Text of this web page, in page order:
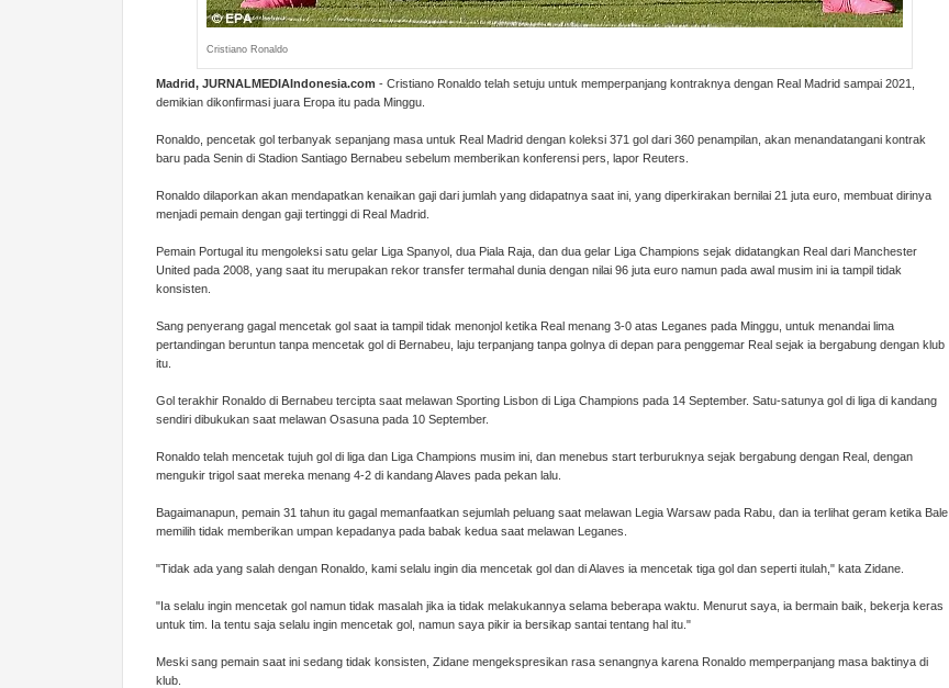
Cristiano Ronaldo
Madrid, JURNALMEDIAIndonesia.com - Cristiano Ronaldo telah setuju untuk memperpanjang kontraknya dengan Real Madrid sampai 2021,
demikian dikonfirmasi juara Eropa itu pada Minggu.
Ronaldo, pencetak gol terbanyak sepanjang masa untuk Real Madrid dengan koleksi 371 gol dari 360 penampilan, akan menandatangani kontrak
baru pada Senin di Stadion Santiago Bernabeu sebelum memberikan konferensi pers, lapor Reuters.
Ronaldo dilaporkan akan mendapatkan kenaikan gaji dari jumlah yang didapatnya saat ini, yang diperkirakan bernilai 21 juta euro, membuat dirinya
menjadi pemain dengan gaji tertinggi di Real Madrid.
Pemain Portugal itu mengoleksi satu gelar Liga Spanyol, dua Piala Raja, dan dua gelar Liga Champions sejak didatangkan Real dari Manchester
United pada 2008, yang saat itu merupakan rekor transfer termahal dunia dengan nilai 96 juta euro namun pada awal musim ini ia tampil tidak
konsisten.
Sang penyerang gagal mencetak gol saat ia tampil tidak menonjol ketika Real menang 3-0 atas Leganes pada Minggu, untuk menandai lima
pertandingan beruntun tanpa mencetak gol di Bernabeu, laju terpanjang tanpa golnya di depan para penggemar Real sejak ia bergabung dengan klub
itu.
Gol terakhir Ronaldo di Bernabeu tercipta saat melawan Sporting Lisbon di Liga Champions pada 14 September. Satu-satunya gol di liga di kandang
sendiri dibukukan saat melawan Osasuna pada 10 September.
Ronaldo telah mencetak tujuh gol di liga dan Liga Champions musim ini, dan menebus start terburuknya sejak bergabung dengan Real, dengan
mengukir trigol saat mereka menang 4-2 di kandang Alaves pada pekan lalu.
Bagaimanapun, pemain 31 tahun itu gagal memanfaatkan sejumlah peluang saat melawan Legia Warsaw pada Rabu, dan ia terlihat geram ketika Bale
memilih tidak memberikan umpan kepadanya pada babak kedua saat melawan Leganes.
"Tidak ada yang salah dengan Ronaldo, kami selalu ingin dia mencetak gol dan di Alaves ia mencetak tiga gol dan seperti itulah," kata Zidane.
"Ia selalu ingin mencetak gol namun tidak masalah jika ia tidak melakukannya selama beberapa waktu. Menurut saya, ia bermain baik, bekerja keras
untuk tim. Ia tentu saja selalu ingin mencetak gol, namun saya pikir ia bersikap santai tentang hal itu."
Meski sang pemain saat ini sedang tidak konsisten, Zidane mengekspresikan rasa senangnya karena Ronaldo memperpanjang masa baktinya di
klub.